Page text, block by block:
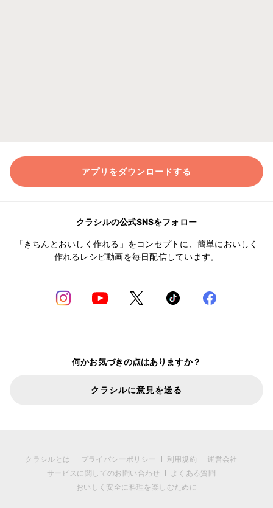
アプリをダウンロードする
クラシルの公式SNSをフォロー
「きちんとおいしく作れる」をコンセプトに、簡単においしく
作れるレシピ動画を毎日配信しています。
何かお気づきの点はありますか？
クラシルに意見を送る
クラシルとは プライバシーポリシー 利用規約
運営会社
サービスに関してのお問い合わせ
よくある質問
おいしく安全に料理を楽しむために